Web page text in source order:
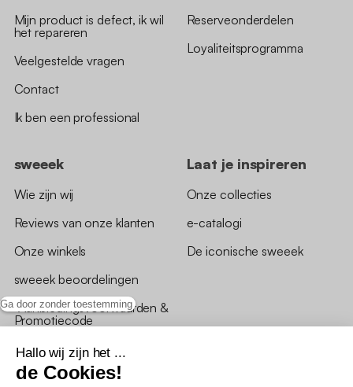
Ga door zonder toestemming
Hallo wij zijn het ...
de Cookies!
Mijn product is defect, ik wil
het repareren
Veelgestelde vragen
Contact
Ik ben een professional
Reserveonderdelen
Loyaliteitsprogramma
sweeek
Wie zijn wij
Reviews van onze klanten
Onze winkels
sweeek beoordelingen
*Aanbiedingsvoorwaarden &
Promotiecode
Laat je inspireren
Onze collecties
e-catalogi
De iconische sweeek